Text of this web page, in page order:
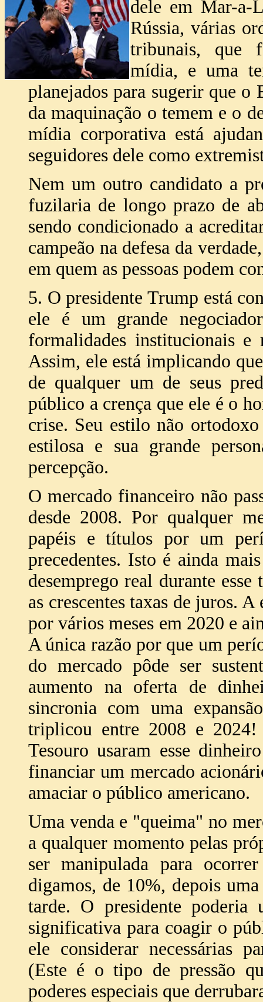
dele em Mar-a-
Rússia, várias
tribunais, que
mídia, e uma
planejados para sugerir que o
da maquinação o temem e o
mídia corporativa está
seguidores dele como
Nem um outro candidato a
fuzilaria de longo prazo de
sendo condicionado a
campeão na defesa da
em quem as pessoas podem
5. O presidente Trump está
ele é um grande
formalidades institucionais
Assim, ele está implicando
de qualquer um de seus
público a crença que ele é o
crise. Seu estilo não
estilosa e sua grande
percepção.
O mercado financeiro não
desde 2008. Por qualquer
papéis e títulos por um
precedentes. Isto é ainda
desemprego real durante
as crescentes taxas de juros.
por vários meses em 2020 e
A única razão por que um
do mercado pôde ser
aumento na oferta de
sincronia com uma
triplicou entre 2008 e
Tesouro usaram esse
financiar um mercado
amaciar o público americano.
Uma venda e "queima" no
a qualquer momento pelas
ser manipulada para
digamos, de 10%, depois
tarde. O presidente poderia
significativa para coagir o
ele considerar necessárias
(Este é o tipo de pressão
poderes especiais que